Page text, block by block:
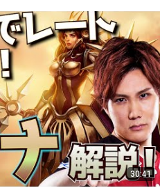
30:41